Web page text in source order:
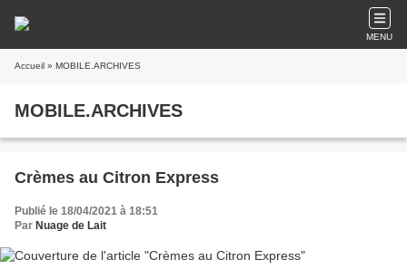
MENU
Accueil » MOBILE.ARCHIVES
MOBILE.ARCHIVES
Crèmes au Citron Express
Publié le 18/04/2021 à 18:51
Par Nuage de Lait